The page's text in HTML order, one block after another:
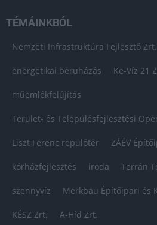
TÉMÁINKBÓL
Nemzeti Infrastruktúra Fejlesztő Zrt.
energetikai beruházás Ke-Víz 21
műemlékfelújítás
Terület- és Településfejlesztési
Liszt Ferenc repülőtér ZÁÉV
kórházfejlesztés iroda Terrán
szennyvíz Merkbau Építőipari és
KÉSZ Zrt. A-Híd Zrt.